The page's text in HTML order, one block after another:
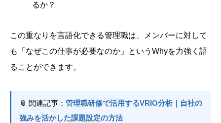
るか？
この重なりを言語化できる管理職は、メンバーに対して
も「なぜこの仕事が必要なのか」というWhyを力強く語
ることができます。
📎 関連記事： 管理職研修で活用するVRIO分析｜自社の
強みを活かした課題設定の方法